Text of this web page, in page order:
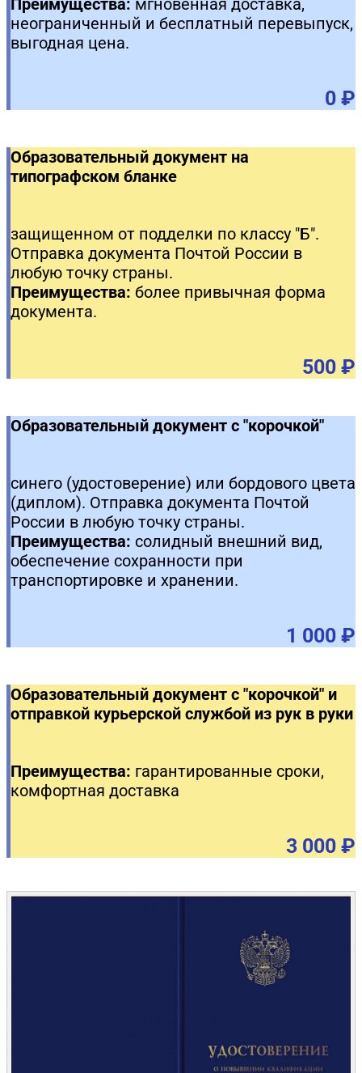
Преимущества: мгновенная доставка,
неограниченный и бесплатный перевыпуск,
выгодная цена.
0 ₽
Образовательный документ на
типографском бланке
защищенном от подделки по классу "Б".
Отправка документа Почтой России в
любую точку страны.
Преимущества: более привычная форма
документа.
500 ₽
Образовательный документ с "корочкой"
синего (удостоверение) или бордового цвета
(диплом). Отправка документа Почтой
России в любую точку страны.
Преимущества: солидный внешний вид,
обеспечение сохранности при
транспортировке и хранении.
1 000 ₽
Образовательный документ с "корочкой" и
отправкой курьерской службой из рук в руки
Преимущества: гарантированные сроки,
комфортная доставка
3 000 ₽